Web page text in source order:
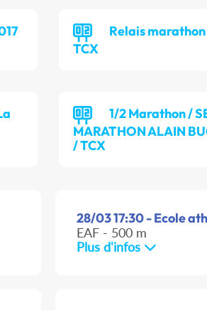
Relais
TCX
1/2 Marathon /
MARATHON ALAIN
/ TCX
28/03 17:30 - Ecole
EAF - 500 m
Plus d'infos